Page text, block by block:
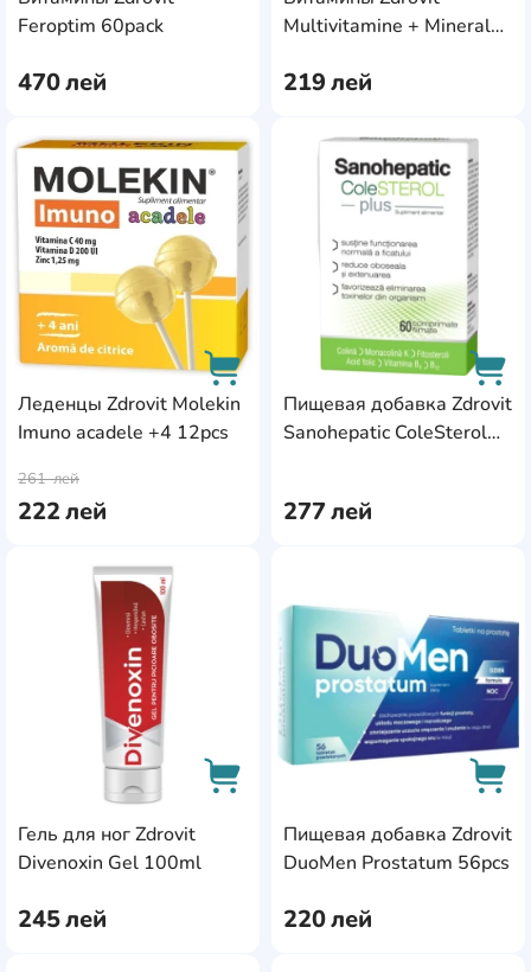
Feroptim 60pack
470лей
AddCardToCart
Multivitamine + Minerale
219лей
Леденцы Zdrovit Molekin
Imuno acadele +4 12pcs
222лей
261лей
AddCardToFavourite
Пищевая добавка Zdrovit
Sanohepatic ColeSterol
277лей
Гель для ног Zdrovit
Divenoxin Gel 100ml
245лей
AddCardToCart
Пищевая добавка Zdrovit
DuoMen Prostatum 56pcs
220лей